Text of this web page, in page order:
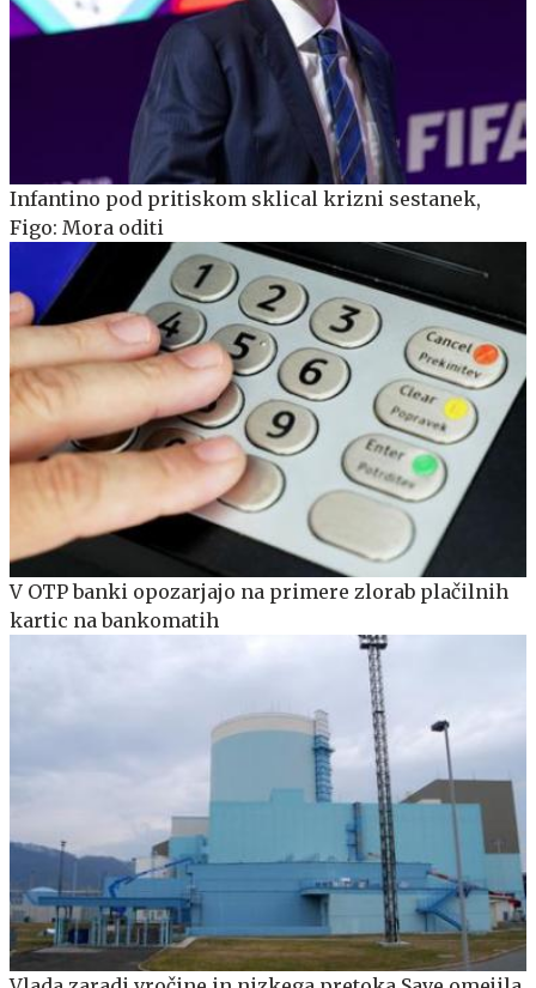
Infantino pod pritiskom sklical krizni sestanek,
Figo: Mora oditi
V OTP banki opozarjajo na primere zlorab plačilnih
kartic na bankomatih